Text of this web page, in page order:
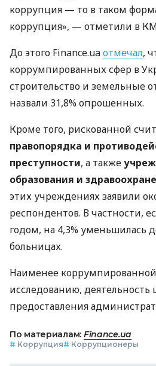
коррупция — то в таком
коррупция», — отметили в
До этого Finance.uaотмечал,
коррумпированных сфер в
строительство и земельные
назвали 31,8% опрошенных.
Кроме того, рискованной
правопорядка и
преступности, а также
образования и
этих учреждениях заявили
респондентов. В частности,
годом, на 4,3% уменьшилась
больницах.
Наименее
исследованию, деятельность
предоставления
По материалам: Finance.ua
# Коррупция# Коррупционеры